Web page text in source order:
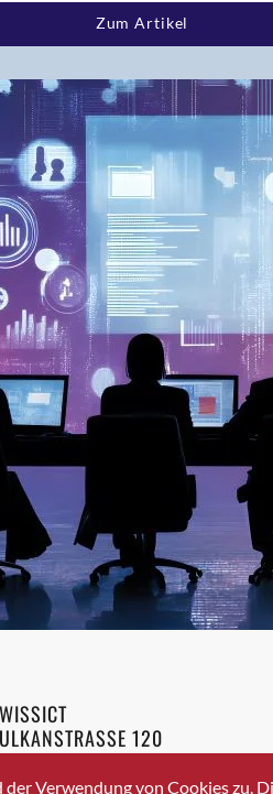
bei Bern
Zum Artikel
120
ZURICH
Verwendung von Cookies zu.